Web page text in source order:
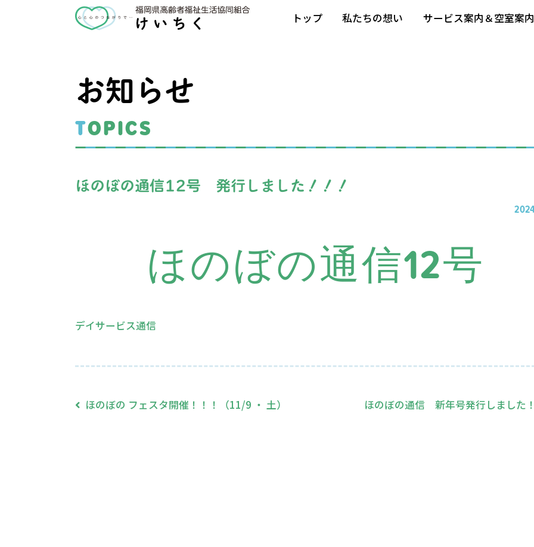
トップ 私たちの想い サービス案内＆空室案内
お知らせ
TOPICS
ほのぼの通信12号 発行しました！！！
ほのぼの通信12号
デイサービス通信
ほのぼの フェスタ開催！！！（11/9 ・ 土） ほのぼの通信 新年号発行しました